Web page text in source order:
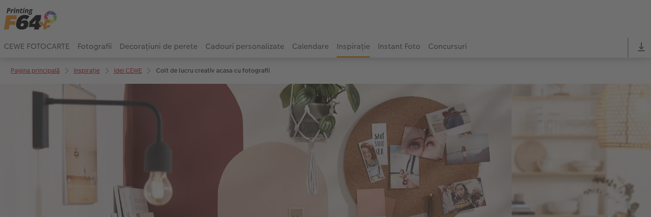
CEWE FOTOCARTE Fotografii Decorațiuni de perete Cadouri personalizate Calendare Inspirație Instant Foto Concursuri
Pagina principală Inspirație Idei CEWE Colt de lucru creativ acasa cu fotografii